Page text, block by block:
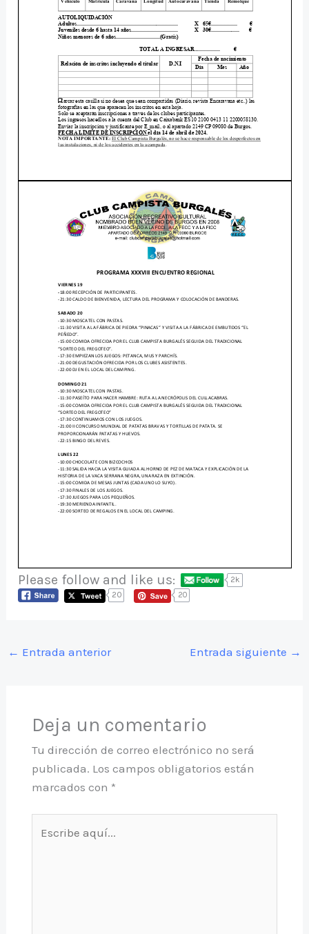
Please follow and like us:
2k
20
20
← Entrada anterior Entrada siguiente →
Deja un comentario
Tu dirección de correo electrónico no será
publicada. Los campos obligatorios están
marcados con *
aquí...